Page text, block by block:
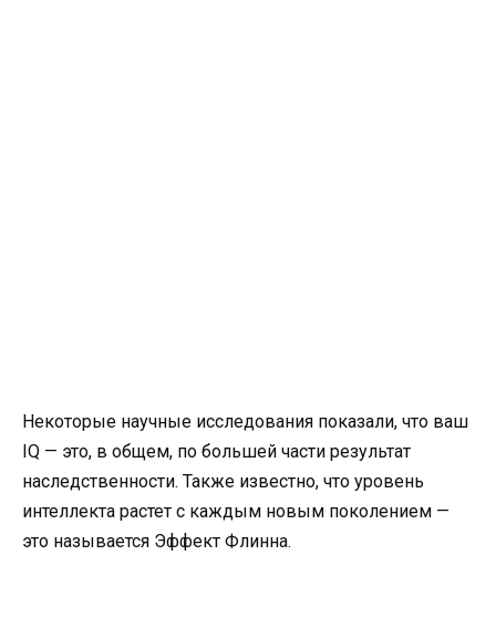
Некоторые научные исследования показали, что ваш
IQ — это, в общем, по большей части результат
наследственности. Также известно, что уровень
интеллекта растет с каждым новым поколением —
это называется Эффект Флинна.